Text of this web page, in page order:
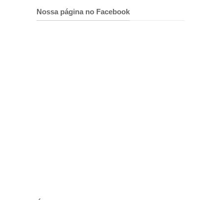
Nossa página no Facebook